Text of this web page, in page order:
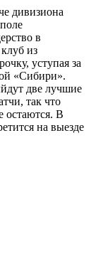
дивизиона
в
из
уступая за
«Сибири».
две лучшие
так что
остаются. В
на выезде